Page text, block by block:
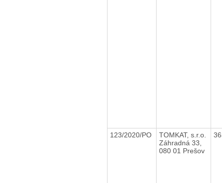
123/2020/PO
TOMKAT, s.r.o.
Záhradná 33,
080 01 Prešov